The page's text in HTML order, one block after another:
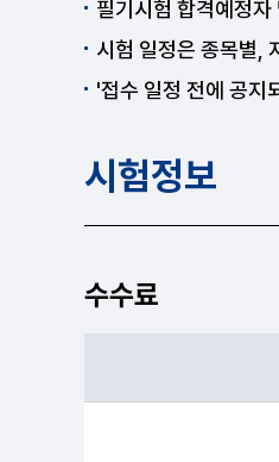
필기시험 합격예정
시험 일정은 종목별,
'접수 일정 전에 공
시험정보
수수료